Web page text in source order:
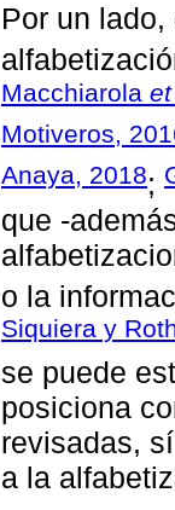
Por un
Macchiarola et
Motiveros,
Anaya, 2018;
que -
o la
Siquiera y
se puede
posiciona
revisadas,
a la